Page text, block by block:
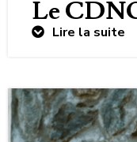
Le
Lire la suite